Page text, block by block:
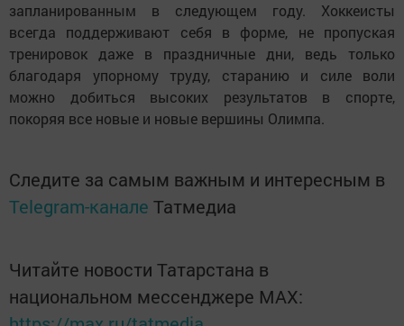
запланированным в следующем году. Хоккеисты
всегда поддерживают себя в форме, не пропуская
тренировок даже в праздничные дни, ведь только
благодаря упорному труду, старанию и силе воли
можно добиться высоких результатов в спорте,
покоряя все новые и новые вершины Олимпа.
Следите за самым важным и интересным в
Telegram-канале Татмедиа
Читайте новости Татарстана в
национальном мессенджере MАХ: